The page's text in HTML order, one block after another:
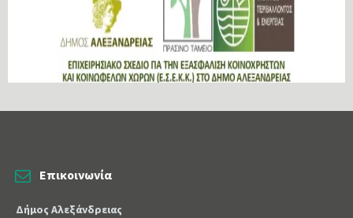
Επικοινωνία
Δήμος Αλεξάνδρειας